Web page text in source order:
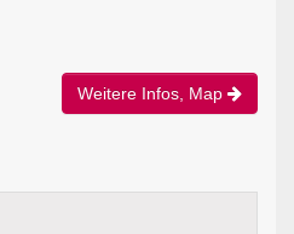
Weitere Infos, Map